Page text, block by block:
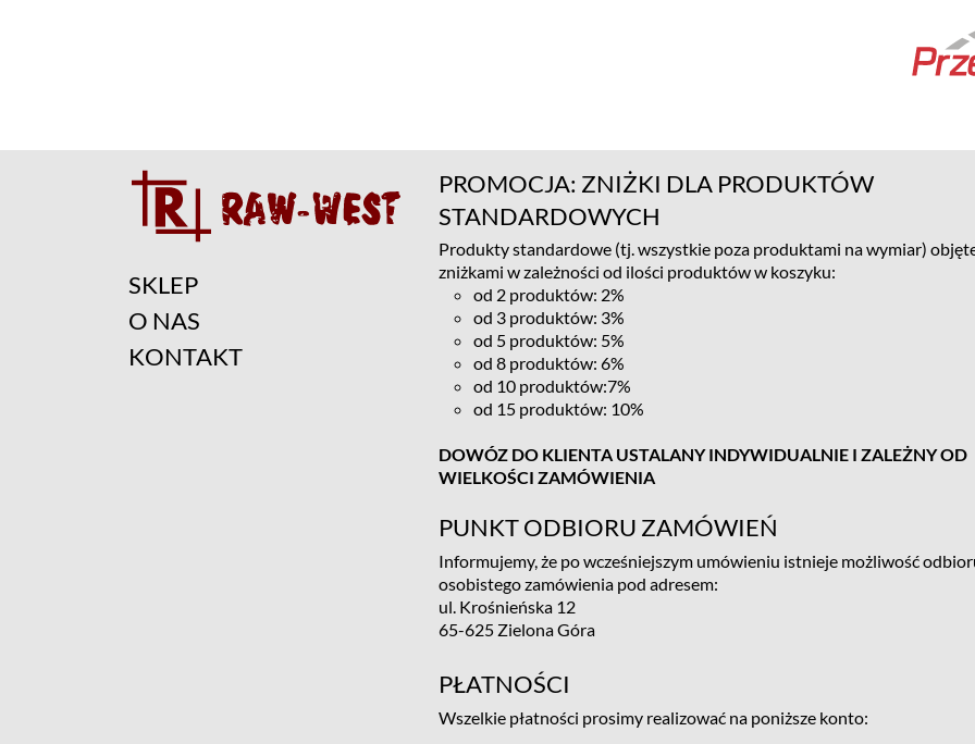
SKLEP
O NAS
KONTAKT
PROMOCJA: ZNIŻKI DLA PRODUKTÓW
STANDARDOWYCH
Produkty standardowe (tj. wszystkie poza produktami na wymiar)
zniżkami w zależności od ilości produktów w koszyku:
od 2 produktów: 2%
od 3 produktów: 3%
od 5 produktów: 5%
od 8 produktów: 6%
od 10 produktów:7%
od 15 produktów: 10%
DOWÓZ DO KLIENTA USTALANY INDYWIDUALNIE I ZALEŻNY OD
WIELKOŚCI ZAMÓWIENIA
PUNKT ODBIORU ZAMÓWIEŃ
Informujemy, że po wcześniejszym umówieniu istnieje możliwość
osobistego zamówienia pod adresem:
ul. Krośnieńska 12
65-625 Zielona Góra
PŁATNOŚCI
Wszelkie płatności prosimy realizować na poniższe konto: